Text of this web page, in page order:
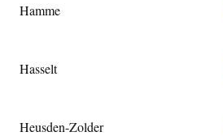
Hamme
Hasselt
Heusden-Zolder